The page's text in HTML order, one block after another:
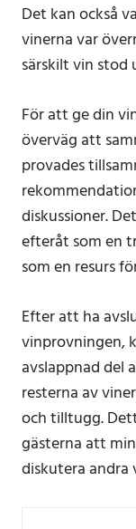
Det kan också
vinerna var
särskilt vin stod
För att ge din
överväg att
provades
diskussioner.
efteråt som en
som en resurs
Efter att ha
vinprovningen,
avslappnad del
resterna av
och tilltugg.
gästerna att
diskutera andra